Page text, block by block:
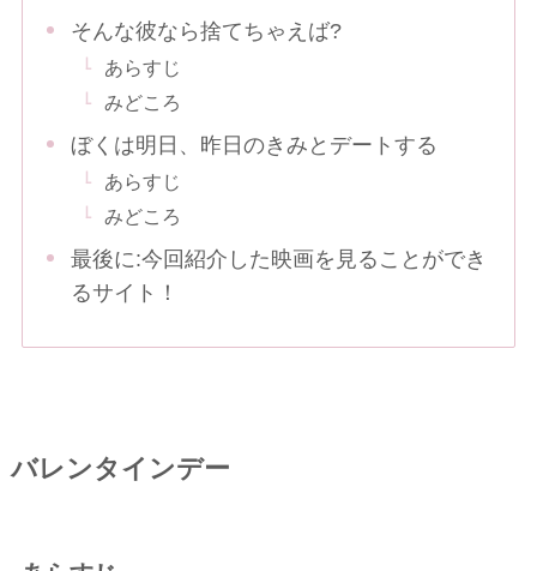
そんな彼なら捨てちゃえば?
あらすじ
みどころ
ぼくは明日、昨日のきみとデートする
あらすじ
みどころ
最後に:今回紹介した映画を見ることができ
るサイト！
バレンタインデー